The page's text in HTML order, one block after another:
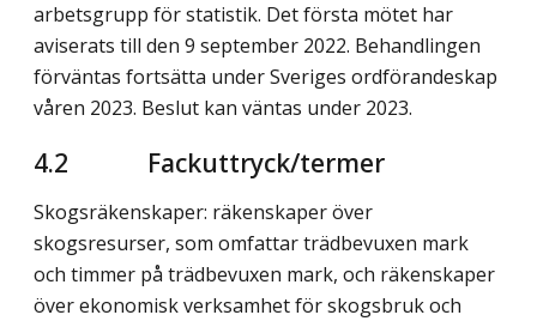
arbetsgrupp för statistik. Det första mötet har
aviserats till den 9 september 2022. Behandlingen
förväntas fort­sätta under Sveriges ordförandeskap
våren 2023. Beslut kan väntas under 2023.
4.2 Fackuttryck/termer
Skogsräkenskaper: räkenskaper över
skogsresurser, som omfattar träd­bevuxen mark
och timmer på trädbevuxen mark, och räkenskaper
över ekonomisk verksamhet för skogsbruk och